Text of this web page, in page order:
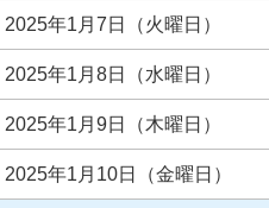
2025年1月7日（火曜日）
2025年1月8日（水曜日）
2025年1月9日（木曜日）
2025年1月10日（金曜日）